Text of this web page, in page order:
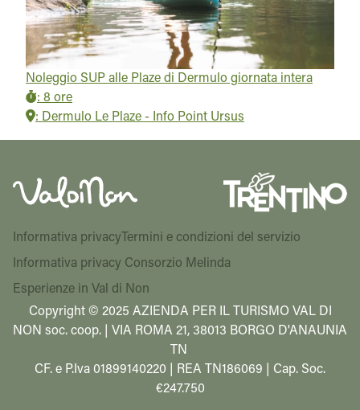
Noleggio SUP alle Plaze di Dermulo giornata intera
: 8 ore
: Dermulo Le Plaze - Info Point Ursus
Informativa privacy Termini e condizioni del servizio
Informativa privacy Consorzio Melinda
Esperienze in Val di Non
Copyright © 2025 AZIENDA PER IL TURISMO VAL DI
NON soc. coop. | VIA ROMA 21, 38013 BORGO D'ANAUNIA
TN
CF. e P.Iva 01899140220 | REA TN186069 | Cap. Soc.
€247.750